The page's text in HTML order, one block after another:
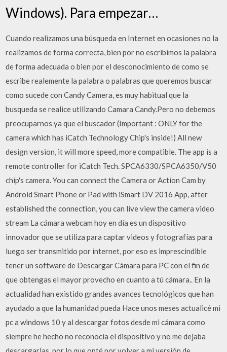
Windows). Para empezar…
Cuando realizamos una búsqueda en Internet en ocasiones no la
realizamos de forma correcta, bien por no escribimos la palabra
de forma adecuada o bien por el desconocimiento de como se
escribe realemente la palabra o palabras que queremos buscar
como sucede con Candy Camera, es muy habitual que la
busqueda se realice utilizando Camara Candy.Pero no debemos
preocuparnos ya que el buscador (Important : ONLY for the
camera which has iCatch Technology Chip's inside!) All new
design version, it will more speed, more compatible. The app is a
remote controller for iCatch Tech. SPCA6330/SPCA6350/V50
chip's camera. You can connect the Camera or Action Cam by
Android Smart Phone or Pad with iSmart DV 2016 App, after
established the connection, you can live view the camera video
stream La cámara webcam hoy en día es un dispositivo
innovador que se utiliza para captar videos y fotografías para
luego ser transmitido por internet, por eso es imprescindible
tener un software de Descargar Cámara para PC con el fin de
que obtengas el mayor provecho en cuanto a tú cámara.. En la
actualidad han existido grandes avances tecnológicos que han
ayudado a que la humanidad pueda Hace unos meses actualicé mi
pc a windows 10 y al descargar fotos desde mi cámara como
siempre he hecho no reconocía el dispositivo y no me dejaba